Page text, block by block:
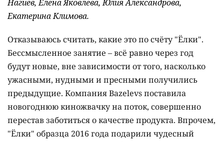
Нагиев, Елена Яковлева, Юлия Александрова,
Екатерина Климова.
Отказываюсь считать, какие это по счёту "Ёлки".
Бессмысленное занятие – всё равно через год
будут новые, вне зависимости от того, насколько
ужасными, нудными и пресными получились
предыдущие. Компания Bazelevs поставила
новогоднюю киножвачку на поток, совершенно
перестав заботиться о качестве продукта. Впрочем,
"Ёлки" образца 2016 года подарили чудесный